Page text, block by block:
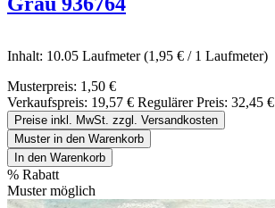
Inhalt: 10.05 Laufmeter(1,95 € / 1 Laufmeter)
Musterpreis: 1,50 €
Verkaufspreis: 19,57 € Regulärer Preis: 32,45 €
Preise inkl. MwSt. zzgl. Versandkosten
Muster in den Warenkorb
In den Warenkorb
% Rabatt
Muster möglich